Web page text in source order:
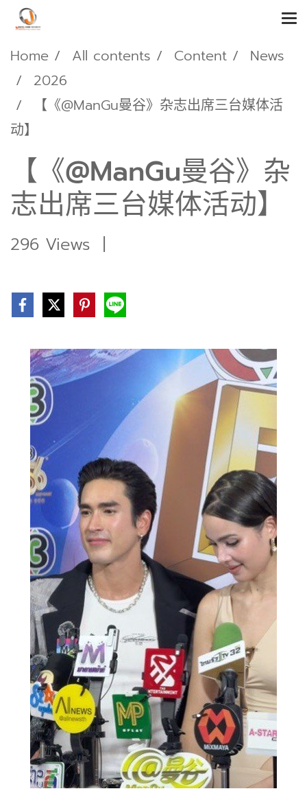
Home All contents Content
News
2026
【《@ManGu曼谷》杂志出席三台媒体活
动】
【《@ManGu曼谷》杂
志出席三台媒体活动】
296 Views |